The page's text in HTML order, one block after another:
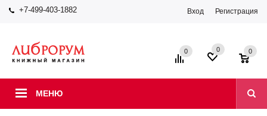
+7-499-403-1882 Вход Регистрация
МЕНЮ
0 0 0